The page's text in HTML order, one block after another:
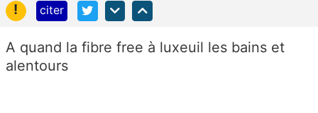
!
citer
A quand la fibre free à luxeuil les bains et
alentours